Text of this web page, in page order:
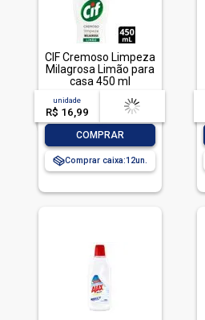
CIF Cremoso Limpeza
Milagrosa Limão para
casa 450 ml
unidade
R$ 16,99
acima de
-- --,--un.
COMPRAR
Comprar caixa:12